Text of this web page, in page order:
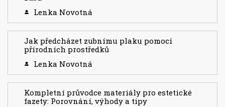
Lenka Novotná
Jak předcházet zubnímu plaku pomocí
přírodních prostředků
Lenka Novotná
Kompletní průvodce materiály pro estetické
fazety: Porovnání, výhody a tipy